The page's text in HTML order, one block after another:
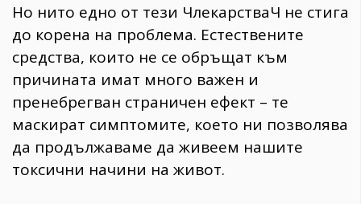
Но нито едно от тези ЧлекарстваЧ не стига
до корена на проблема. Естествените
средства, които не се обръщат към
причината имат много важен и
пренебрегван страничен ефект – те
маскират симптомите, което ни позволява
да продължаваме да живеем нашите
токсични начини на живот.